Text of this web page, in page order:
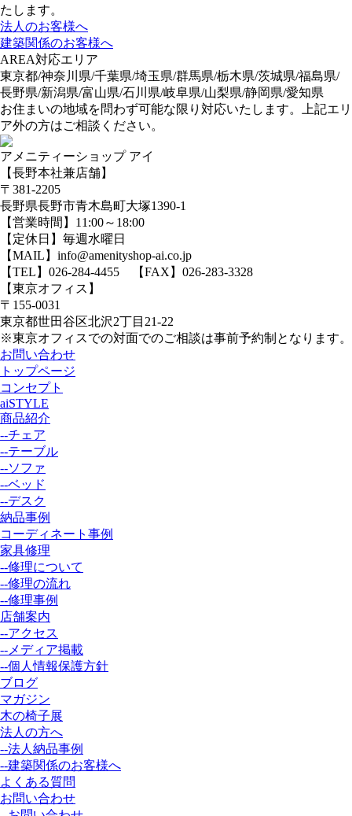
たします。
法人のお客様へ
建築関係のお客様へ
AREA対応エリア
東京都/神奈川県/千葉県/埼玉県/群馬県/栃木県/茨城県/福島県/
長野県/新潟県/富山県/石川県/岐阜県/山梨県/静岡県/愛知県
お住まいの地域を問わず可能な限り対応いたします。上記エリ
ア外の方はご相談ください。
アメニティーショップ アイ
【長野本社兼店舗】
〒381-2205
長野県長野市青木島町大塚1390-1
【営業時間】11:00～18:00
【定休日】毎週水曜日
【MAIL】info@amenityshop-ai.co.jp
【TEL】 026-284-4455 【FAX】026-283-3328
【東京オフィス】
〒155-0031
東京都世田谷区北沢2丁目21-22
※東京オフィスでの対面でのご相談は事前予約制となります。
お問い合わせ
トップページ
コンセプト
aiSTYLE
商品紹介
--チェア
--テーブル
--ソファ
--ベッド
--デスク
納品事例
コーディネート事例
家具修理
--修理について
--修理の流れ
--修理事例
店舗案内
--アクセス
--メディア掲載
--個人情報保護方針
ブログ
マガジン
木の椅子展
法人の方へ
--法人納品事例
--建築関係のお客様へ
よくある質問
お問い合わせ